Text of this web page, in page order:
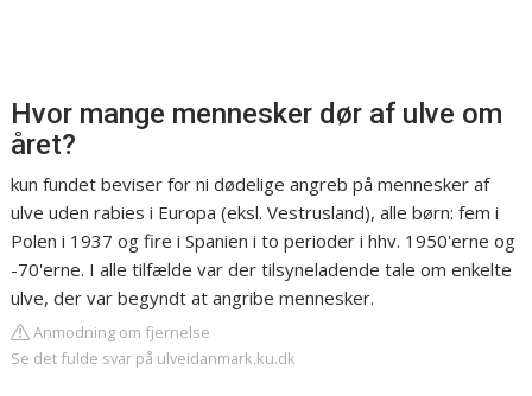
Hvor mange mennesker dør af ulve om
året?
kun fundet beviser for ni dødelige angreb på mennesker af
ulve uden rabies i Europa (eksl. Vestrusland), alle børn: fem i
Polen i 1937 og fire i Spanien i to perioder i hhv. 1950'erne og
-70'erne. I alle tilfælde var der tilsyneladende tale om enkelte
ulve, der var begyndt at angribe mennesker.
Anmodning om fjernelse
Se det fulde svar på ulveidanmark.ku.dk